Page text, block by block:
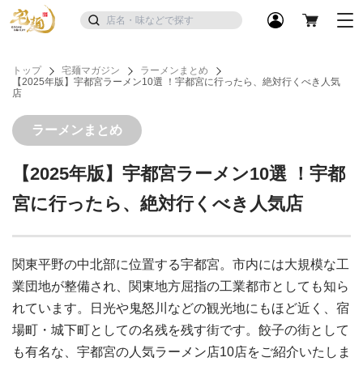
トップ 宅麺マガジン
ラーメンまとめ
【2025年版】宇都宮ラーメン10選 ！宇都宮に行ったら、絶対行くべき人気
店
ラーメンまとめ
【2025年版】宇都宮ラーメン10選 ！宇都
宮に行ったら、絶対行くべき人気店
関東平野の中北部に位置する宇都宮。市内には大規模な工
業団地が整備され、関東地方屈指の工業都市としても知ら
れています。日光や鬼怒川などの観光地にもほど近く、宿
場町・城下町としての名残を残す街です。餃子の街として
も有名な、宇都宮の人気ラーメン店10店をご紹介いたしま